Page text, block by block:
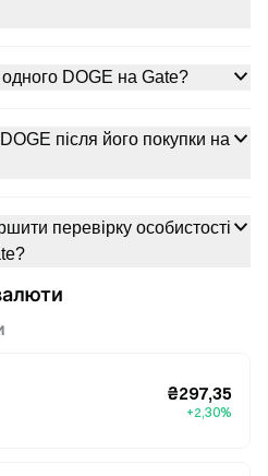
DOGE на Gate?
після його покупки на
перевірку особистості
₴297,35
+2,30%